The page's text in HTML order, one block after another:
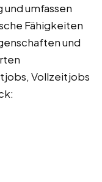
umfassen
Fähigkeiten
und
Vollzeitjobs